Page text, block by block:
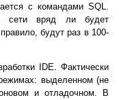
с командами SQL.
в сети вряд ли будет
будут раз в 100-
IDE. Фактически
выделенном (не
и отладочном. В